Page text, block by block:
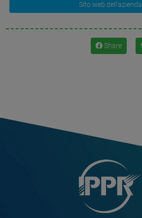
Sito web dell'azienda
Share